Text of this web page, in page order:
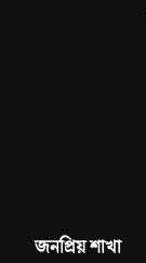
জনপ্রিয় শাখা